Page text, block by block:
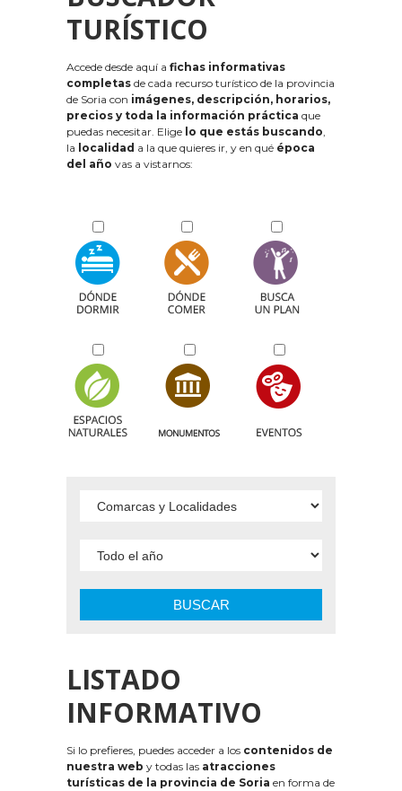
TURÍSTICO
Accede desde aquí a fichas informativas
completas de cada recurso turístico de la provincia
de Soria con imágenes, descripción, horarios,
precios y toda la información práctica que
puedas necesitar. Elige lo que estás buscando,
la localidad a la que quieres ir, y en qué época
del año vas a vistarnos:
BUSCAR
LISTADO
INFORMATIVO
Si lo prefieres, puedes acceder a los contenidos de
nuestra web y todas las atracciones
turísticas de la provincia de Soria en forma de